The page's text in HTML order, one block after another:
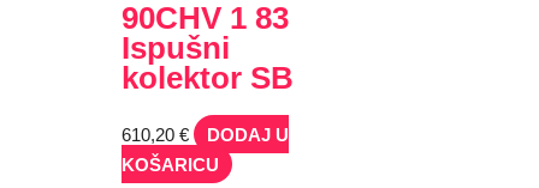
90CHV 1 83
Ispušni
kolektor SB
610,20€
DODAJ U
KOŠARICU